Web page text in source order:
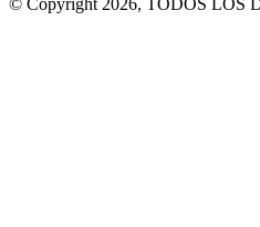
© Copyright 2026, TODOS LOS